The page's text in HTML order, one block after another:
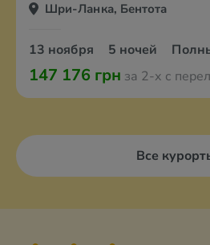
Шри-Ланка, Бентота
13 ноября 5 ночей
147 176 грн за 2-х с
Все